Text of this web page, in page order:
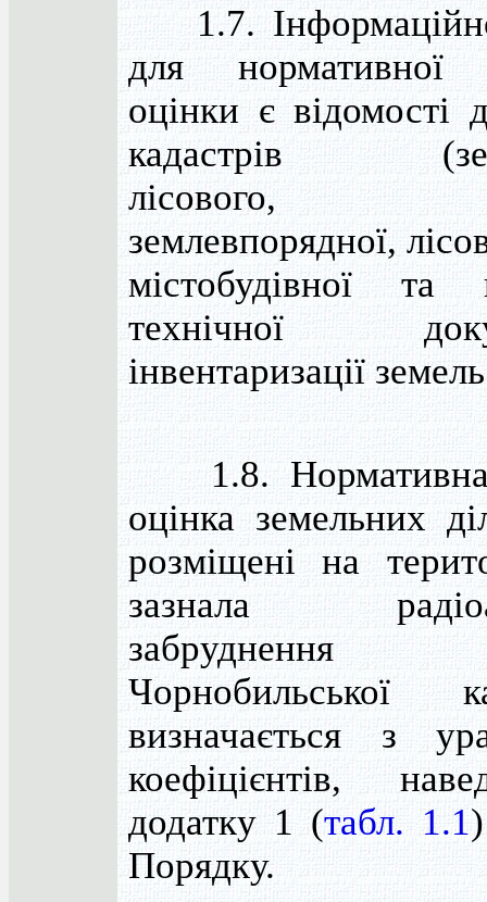
1.7.
для нормативної
оцінки є відомості
кадастрів
лісового,
землевпорядної,
містобудівної та
технічної
інвентаризації
1.8. Нормативна
оцінка земельних
розміщені на
зазнала
забруднення
Чорнобильської
визначається з
коефіцієнтів,
додатку 1 (табл. 1.1
Порядку.